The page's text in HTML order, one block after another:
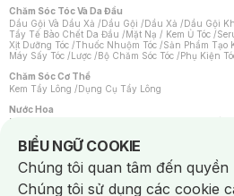
Chăm Sóc Tóc Và Da Đầu
Dầu Gội Và Dầu Xả /Dầu Gội /Dầu Xả /Dầu Gội
Tẩy Tế Bào Chết Da Đầu /Mặt Nạ / Kem Ủ Tóc /
Xịt Dưỡng Tóc /Thuốc Nhuộm Tóc /Sản Phẩm Tạo
Máy Sấy Tóc /Lược /Bộ Chăm Sóc Tóc /Phụ Kiện
Chăm Sóc Cơ Thể
Kem Tẩy Lông /Dụng Cụ Tẩy Lông
Nước Hoa
Nước Hoa Nữ
Chăm Sóc Cá Nhân
Chống Muỗi /Khẩu Trang /Máy Massage/Mặt Nạ
Sản Phẩm Chăm Sóc Khác /Bàn Chải Đánh Răng
Hỗ Trợ Trắng Răng/Kem Đánh Răng /Máy Tăm
BIỂU NGỮ COOKIE
Notice about cookies usage
Chúng tôi quan tâm đến quyền
Chúng tôi sử dụng các cookie